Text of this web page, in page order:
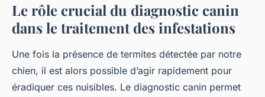
Le rôle crucial du diagnostic canin
dans le traitement des infestations
Une fois la présence de termites détectée par notre
chien, il est alors possible d’agir rapidement pour
éradiquer ces nuisibles. Le diagnostic canin permet